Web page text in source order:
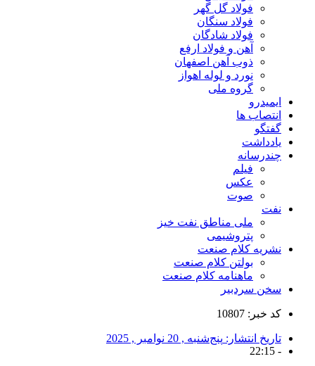
فولاد گل گهر
فولاد سنگان
فولاد شادگان
آهن و فولاد ارفع
ذوب آهن اصفهان
نورد و لوله اهواز
گروه ملی
ایمیدرو
انتصاب ها
گفتگو
یادداشت
چندرسانه
فیلم
عکس
صوت
نفت
ملی مناطق نفت خیز
پتروشیمی
نشریه کلام صنعت
بولتن کلام صنعت
ماهنامه کلام صنعت
سخن سردبیر
کد خبر: 10807
تاریخ انتشار: پنج‌شنبه , 20 نوامبر , 2025
-
22:15